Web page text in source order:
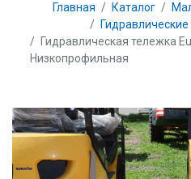
Главная Каталог
Гидравлическая тележка
Низкопрофильная